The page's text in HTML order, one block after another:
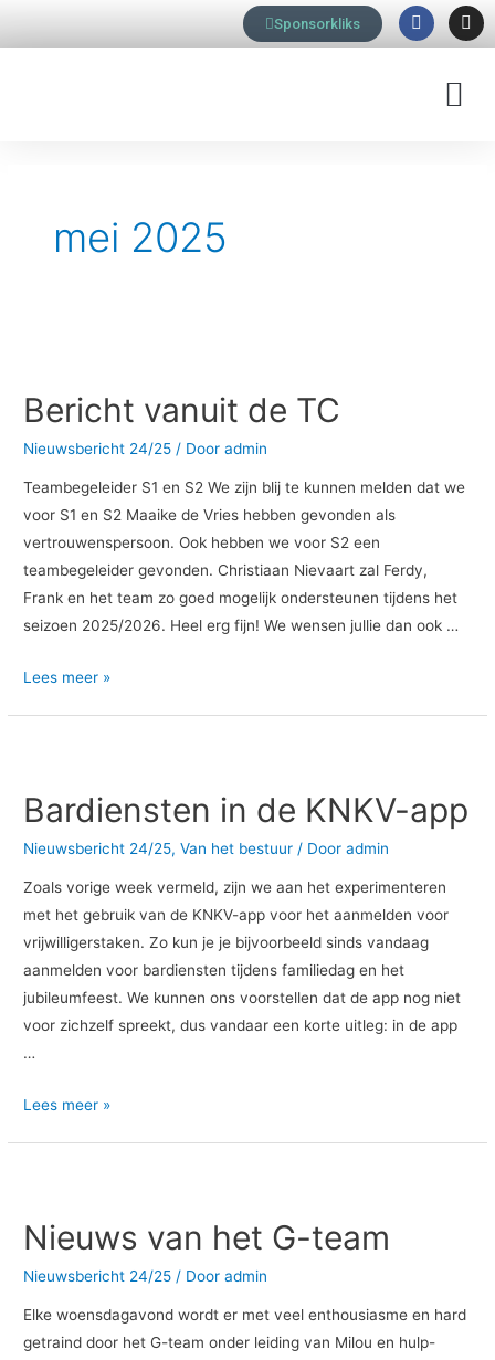
Sponsorkliks
F
a
c
I
n
s
mei 2025
Bericht vanuit de TC
Nieuwsbericht 24/25 / Dooradmin
Teambegeleider S1 en S2 We zijn blij te kunnen melden dat we
voor S1 en S2 Maaike de Vries hebben gevonden als
vertrouwenspersoon. Ook hebben we voor S2 een
teambegeleider gevonden. Christiaan Nievaart zal Ferdy,
Frank en het team zo goed mogelijk ondersteunen tijdens het
seizoen 2025/2026. Heel erg fijn! We wensen jullie dan ook …
de
Lees meer »
Bardiensten in de KNKV-app
Nieuwsbericht 24/25,Van het bestuur / Dooradmin
Zoals vorige week vermeld, zijn we aan het experimenteren
met het gebruik van de KNKV-app voor het aanmelden voor
vrijwilligerstaken. Zo kun je je bijvoorbeeld sinds vandaag
aanmelden voor bardiensten tijdens familiedag en het
jubileumfeest. We kunnen ons voorstellen dat de app nog niet
voor zichzelf spreekt, dus vandaar een korte uitleg: in de app
…
de
app
Lees meer »
Nieuws van het G-team
Nieuwsbericht 24/25 / Dooradmin
Elke woensdagavond wordt er met veel enthousiasme en hard
getraind door het G-team onder leiding van Milou en hulp-
het
team